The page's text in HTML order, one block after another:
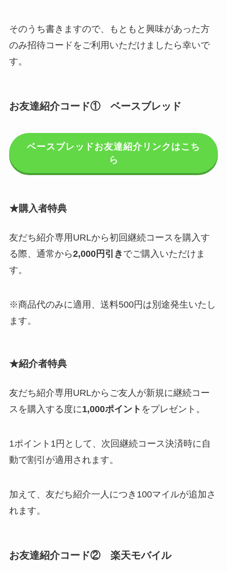
そのうち書きますので、もともと興味があった方
のみ招待コードをご利用いただけましたら幸いで
す。
お友達紹介コード① ベースブレッド
ベースブレッドお友達紹介リンクはこち
ら
★購入者特典
友だち紹介専用URLから初回継続コースを購入す
る際、通常から2,000円引き でご購入いただけま
す。
※商品代のみに適用、送料500円は別途発生いたし
ます。
★紹介者特典
友だち紹介専用URLからご友人が新規に継続コー
スを購入する度に1,000ポイント をプレゼント。
1ポイント1円として、次回継続コース決済時に自
動で割引が適用されます。
加えて、友だち紹介一人につき100マイルが追加さ
れます。
お友達紹介コード② 楽天モバイル